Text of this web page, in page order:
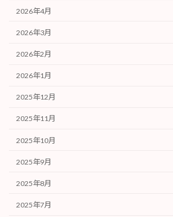
2026年4月
2026年3月
2026年2月
2026年1月
2025年12月
2025年11月
2025年10月
2025年9月
2025年8月
2025年7月